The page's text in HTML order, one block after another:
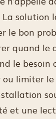
La solution
le bon
quand le
le besoin
ou limiter
et une